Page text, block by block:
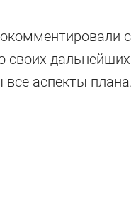
своих
все аспекты